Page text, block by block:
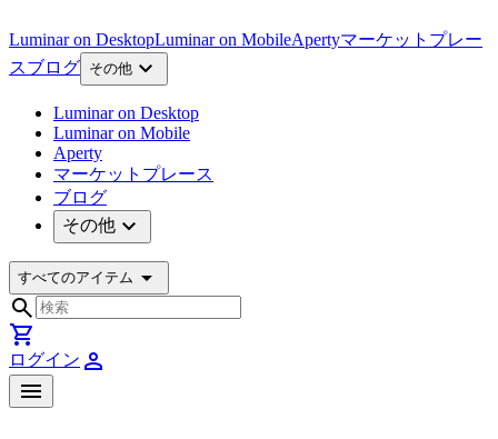
Luminar on DesktopLuminar on MobileApertyマーケットプレー
スブログ その他 expand_more
Luminar on Desktop
Luminar on Mobile
Aperty
マーケットプレース
ブログ
その他 expand_more
すべてのアイテム arrow_drop_down
search
shopping_cart
ログイン person
menu